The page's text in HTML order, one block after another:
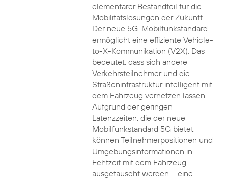
elementarer Bestandteil für die
Mobilitätslösungen der Zukunft.
Der neue 5G-Mobilfunkstandard
ermöglicht eine effiziente Vehicle-
to-X-Kommunikation (V2X). Das
bedeutet, dass sich andere
Verkehrsteilnehmer und die
Straßeninfrastruktur intelligent mit
dem Fahrzeug vernetzen lassen.
Aufgrund der geringen
Latenzzeiten, die der neue
Mobilfunkstandard 5G bietet,
können Teilnehmerpositionen und
Umgebungsinformationen in
Echtzeit mit dem Fahrzeug
ausgetauscht werden – eine